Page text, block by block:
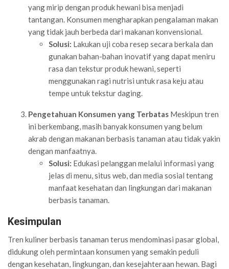
yang mirip dengan produk hewani bisa menjadi
tantangan. Konsumen mengharapkan pengalaman makan
yang tidak jauh berbeda dari makanan konvensional.
Solusi: Lakukan uji coba resep secara berkala dan
gunakan bahan-bahan inovatif yang dapat meniru
rasa dan tekstur produk hewani, seperti
menggunakan ragi nutrisi untuk rasa keju atau
tempe untuk tekstur daging.
Pengetahuan Konsumen yang Terbatas Meskipun tren
ini berkembang, masih banyak konsumen yang belum
akrab dengan makanan berbasis tanaman atau tidak yakin
dengan manfaatnya.
Solusi: Edukasi pelanggan melalui informasi yang
jelas di menu, situs web, dan media sosial tentang
manfaat kesehatan dan lingkungan dari makanan
berbasis tanaman.
Kesimpulan
Tren kuliner berbasis tanaman terus mendominasi pasar global,
didukung oleh permintaan konsumen yang semakin peduli
dengan kesehatan, lingkungan, dan kesejahteraan hewan. Bagi